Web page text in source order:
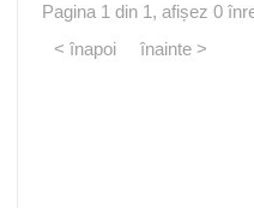
Pagina 1 din 1, afișez 0
< înapoi
înainte >